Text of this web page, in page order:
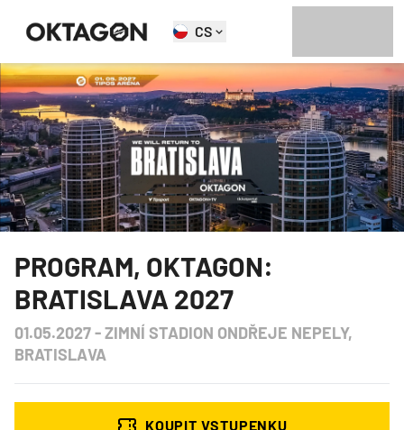
CS
PROGRAM, OKTAGON:
BRATISLAVA 2027
01.05.2027-ZIMNÍ STADION ONDŘEJE NEPELY,
BRATISLAVA
KOUPIT VSTUPENKU